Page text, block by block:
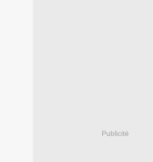
Publicité